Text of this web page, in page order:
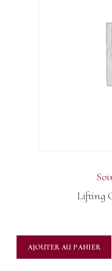
Lifting
AJOUTER AU PANIER